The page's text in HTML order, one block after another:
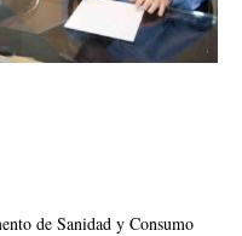
de Sanidad y Consumo